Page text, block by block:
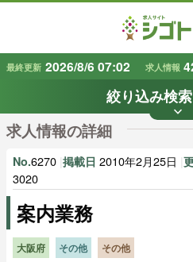
最終更新 2026/8/6 07:02 求人情報
絞り込み検
keyboard_arrow_down
条件か
地域で探す
雇用形態で探す
求人情報の詳細
No.6270 掲載日 2010年2月25日
3020
案内業務
大阪府 その他 その他